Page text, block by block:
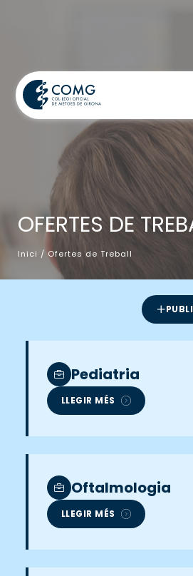
OFERTES DE
Inici / Ofertes de Treball
Pediatria
LLEGIR MÉS
Oftalmologia
LLEGIR MÉS